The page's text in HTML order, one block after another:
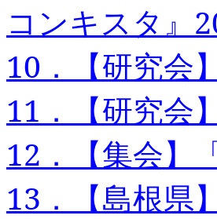
コンキスタ』
10 ．【研究会】
11 ．【研究会】
12 ． 【集会】
13 ．【島根県